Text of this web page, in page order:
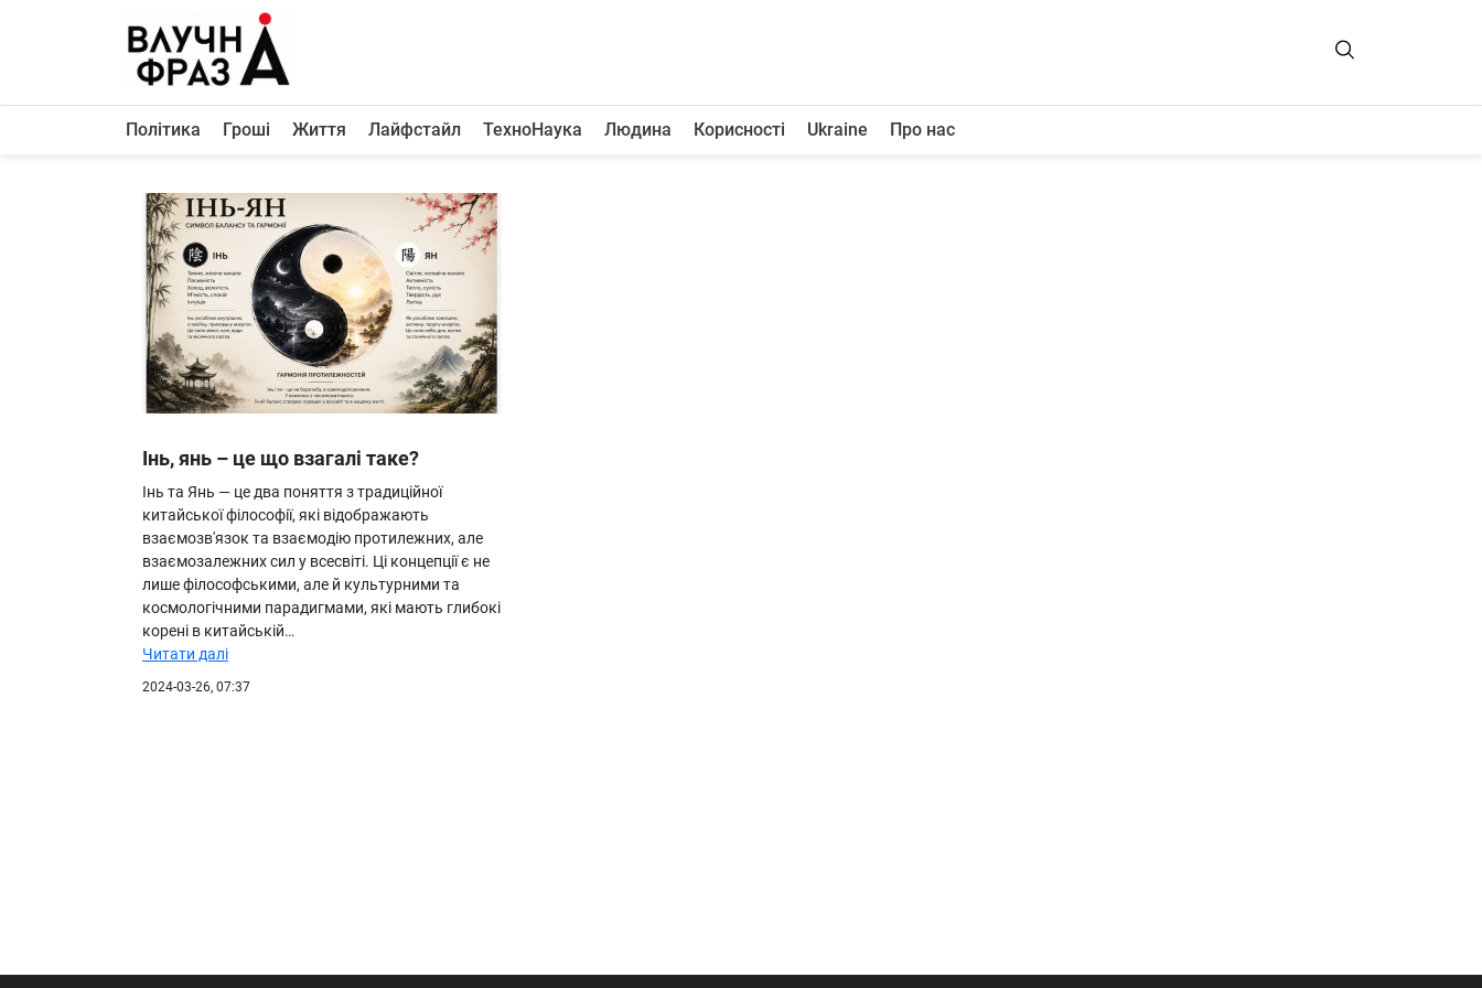
Політика
Життя
Лайфстайл
ТехноНаука
Людина
Корисності
Про нас
Політика Гроші Життя Лайфстайл ТехноНаука Людина Корисності Ukraine Про нас
Інь, янь – це що взагалі таке?
Інь та Янь — це два поняття з традиційної
китайської філософії, які відображають
взаємозв'язок та взаємодію протилежних, але
взаємозалежних сил у всесвіті. Ці концепції є не
лише філософськими, але й культурними та
космологічними парадигмами, які мають глибокі
корені в китайській…
Читати далі
2024-03-26, 07:37